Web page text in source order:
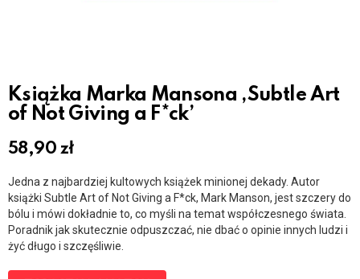
Książka Marka Mansona ‚Subtle Art
of Not Giving a F*ck’
58,90 zł
Jedna z najbardziej kultowych książek minionej dekady. Autor
książki Subtle Art of Not Giving a F*ck, Mark Manson, jest szczery do
bólu i mówi dokładnie to, co myśli na temat współczesnego świata.
Poradnik jak skutecznie odpuszczać, nie dbać o opinie innych ludzi i
żyć długo i szczęśliwie.